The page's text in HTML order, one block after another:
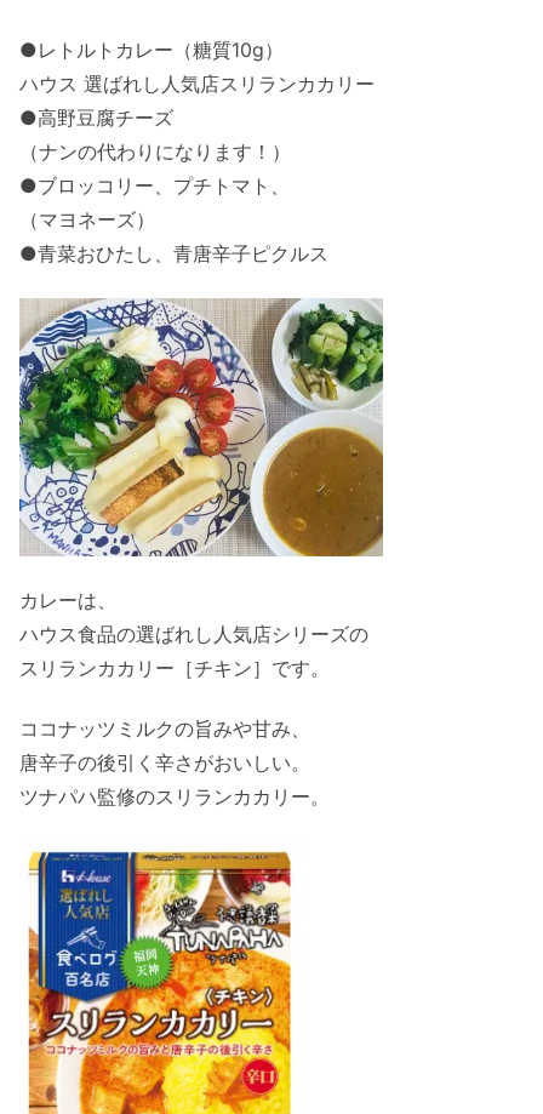
●レトルトカレー（糖質10g）
ハウス 選ばれし人気店スリランカカリー
●高野豆腐チーズ
（ナンの代わりになります！）
●ブロッコリー、プチトマト、
（マヨネーズ）
●青菜おひたし、青唐辛子ピクルス
カレーは、
ハウス食品の選ばれし人気店シリーズの
スリランカカリー［チキン］です。
ココナッツミルクの旨みや甘み、
唐辛子の後引く辛さがおいしい。
ツナパハ監修のスリランカカリー。